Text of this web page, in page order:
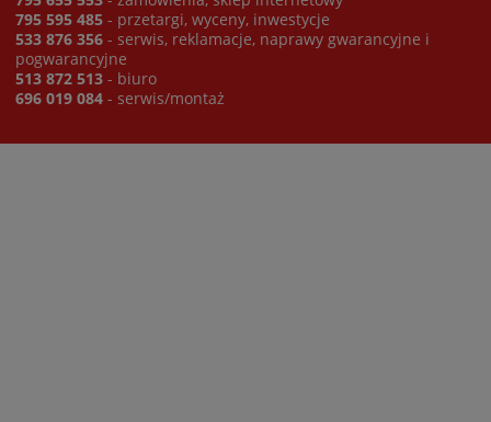
795 595 485 - przetargi, wyceny, inwestycje
533 876 356 - serwis, reklamacje, naprawy gwarancyjne i
pogwarancyjne
513 872 513 - biuro
696 019 084 - serwis/montaż